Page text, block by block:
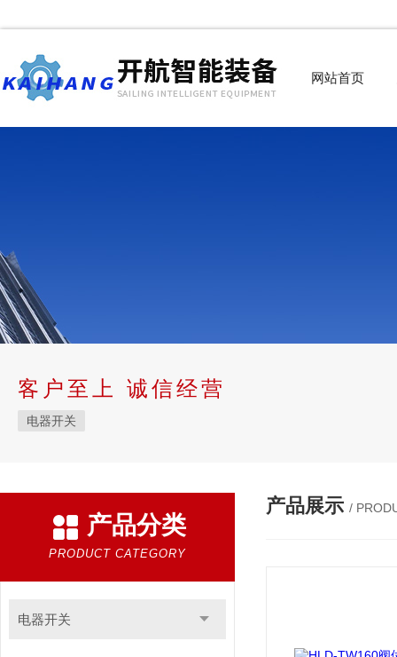
网站首页
客户至上 诚信经营
电器开关
产品分类
PRODUCT CATEGORY
电器开关
产品展示 /